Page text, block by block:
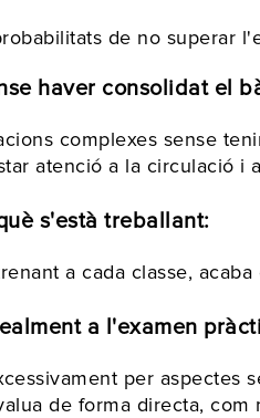
de no superar
haver consolidat el
complexes sense
atenció a la circulació i
s'està treballant:
a cada classe,
a l'examen
per
de forma directa,